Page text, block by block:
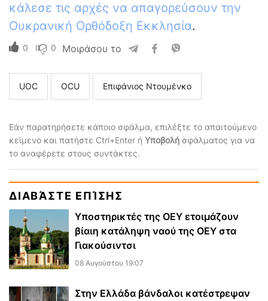
κάλεσε τις αρχές να απαγορεύσουν την
Ουκρανική Ορθόδοξη Εκκλησία.
0 0 Μοιράσου το
UOC ΟCU Επιφάνιος Ντουμένκο
Εάν παρατηρήσετε κάποιο σφάλμα, επιλέξτε το απαιτούμενο
κείμενο και πατήστε Ctrl+Enter ή Υποβολή σφάλματος για να
το αναφέρετε στους συντάκτες.
ΔΙΑΒΆΣΤΕ ΕΠΊΣΗΣ
Υποστηρικτές της ΟΕΥ ετοιμάζουν
βίαιη κατάληψη ναού της ΟΕΥ στα
Γιακούσιντσι
08 Αυγούστου 19:07
Στην Ελλάδα βάνδαλοι κατέστρεψαν